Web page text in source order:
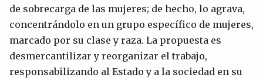
de sobrecarga de las mujeres; de hecho, lo agrava,
concentrándolo en un grupo específico de mujeres,
marcado por su clase y raza. La propuesta es
desmercantilizar y reorganizar el trabajo,
responsabilizando al Estado y a la sociedad en su